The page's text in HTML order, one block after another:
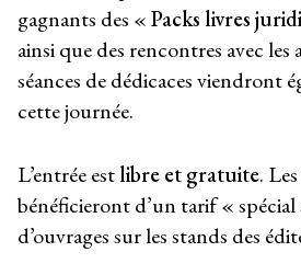
gagnants des «Packs livres
ainsi que des rencontres avec les
séances de dédicaces viendront
cette journée.
L’entrée estlibre et gratuite.
bénéficieront d’un tarif «
d’ouvrages sur les stands des